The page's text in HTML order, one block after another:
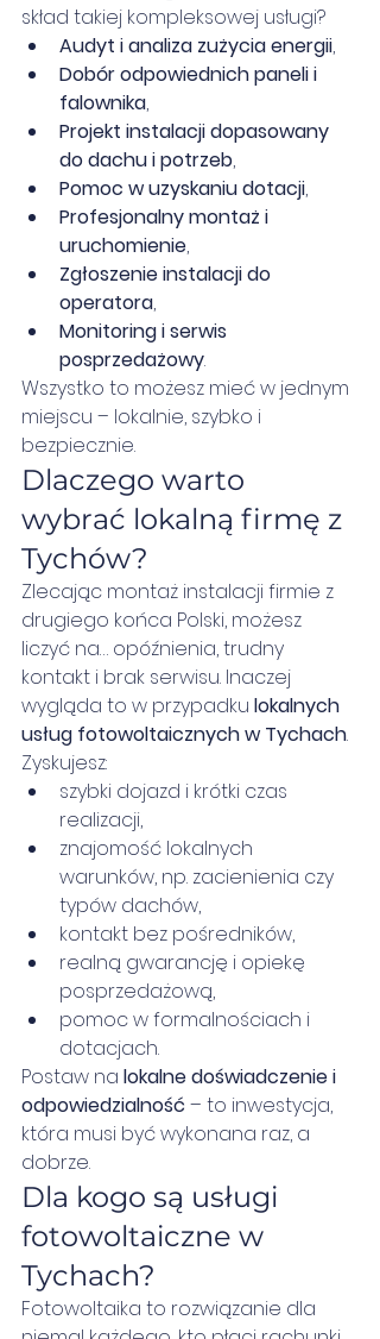
skład takiej kompleksowej usługi?
Audyt i analiza zużycia energii,
Dobór odpowiednich paneli i
falownika,
Projekt instalacji dopasowany
do dachu i potrzeb,
Pomoc w uzyskaniu dotacji,
Profesjonalny montaż i
uruchomienie,
Zgłoszenie instalacji do
operatora,
Monitoring i serwis
posprzedażowy.
Wszystko to możesz mieć w jednym
miejscu – lokalnie, szybko i
bezpiecznie.
Dlaczego warto
wybrać lokalną firmę z
Tychów?
Zlecając montaż instalacji firmie z
drugiego końca Polski, możesz
liczyć na… opóźnienia, trudny
kontakt i brak serwisu. Inaczej
wygląda to w przypadku lokalnych
usług fotowoltaicznych w Tychach.
Zyskujesz:
szybki dojazd i krótki czas
realizacji,
znajomość lokalnych
warunków, np. zacienienia czy
typów dachów,
kontakt bez pośredników,
realną gwarancję i opiekę
posprzedażową,
pomoc w formalnościach i
dotacjach.
Postaw na lokalne doświadczenie i
odpowiedzialność – to inwestycja,
która musi być wykonana raz, a
dobrze.
Dla kogo są usługi
fotowoltaiczne w
Tychach?
Fotowoltaika to rozwiązanie dla